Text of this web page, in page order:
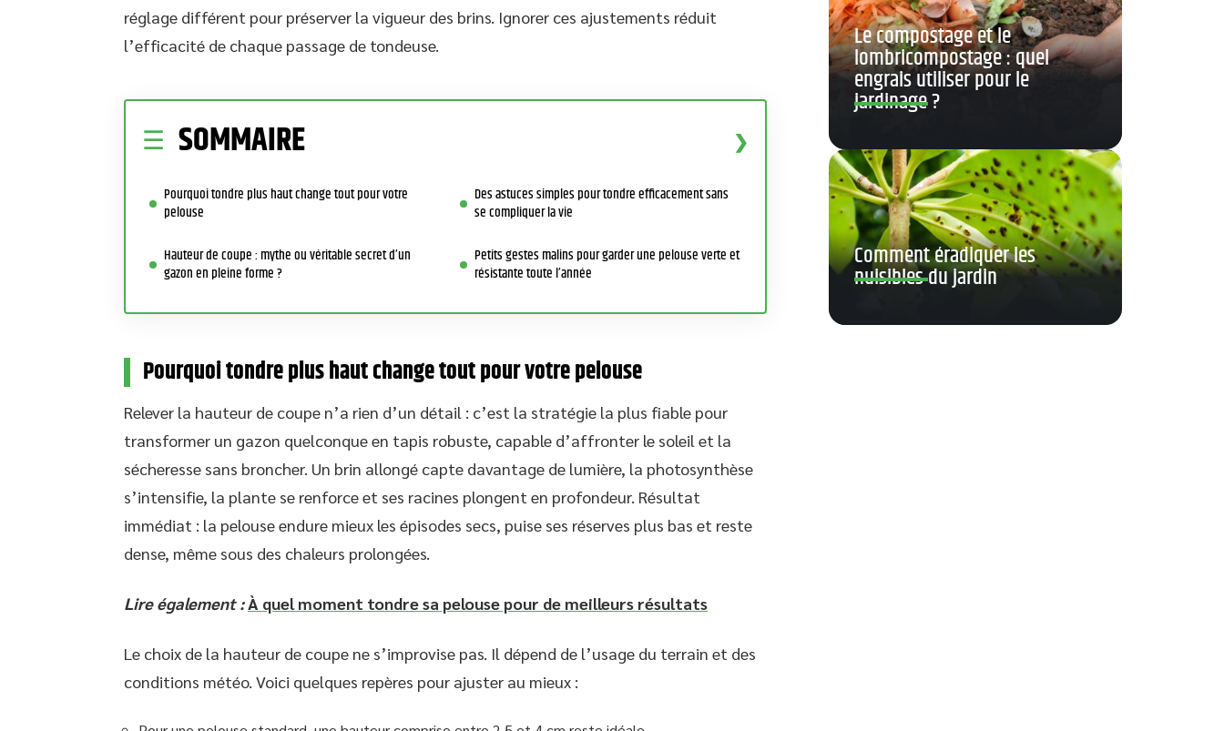
réglage différent pour préserver la vigueur des brins. Ignorer ces ajustements réduit
l’efficacité de chaque passage de tondeuse.
SOMMAIRE
Pourquoi tondre plus haut change tout pour votre
pelouse
Hauteur de coupe : mythe ou véritable secret d’un
gazon en pleine forme ?
Des astuces simples pour tondre efficacement sans
se compliquer la vie
Petits gestes malins pour garder une pelouse verte et
résistante toute l’année
Pourquoi tondre plus haut change tout pour votre pelouse
Relever la hauteur de coupe n’a rien d’un détail : c’est la stratégie la plus fiable pour
transformer un gazon quelconque en tapis robuste, capable d’affronter le soleil et la
sécheresse sans broncher. Un brin allongé capte davantage de lumière, la photosynthèse
s’intensifie, la plante se renforce et ses racines plongent en profondeur. Résultat
immédiat : la pelouse endure mieux les épisodes secs, puise ses réserves plus bas et reste
dense, même sous des chaleurs prolongées.
Lire également : À quel moment tondre sa pelouse pour de meilleurs résultats
Le choix de la hauteur de coupe ne s’improvise pas. Il dépend de l’usage du terrain et des
conditions météo. Voici quelques repères pour ajuster au mieux :
Le compostage et le
lombricompostage : quel
engrais utiliser pour le
jardinage ?
Comment éradiquer les
nuisibles du jardin